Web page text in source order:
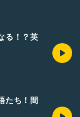
る！？英
たち！間